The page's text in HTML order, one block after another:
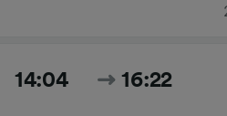
14:04 16:22